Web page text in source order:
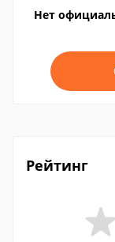
Нет
Рейтинг